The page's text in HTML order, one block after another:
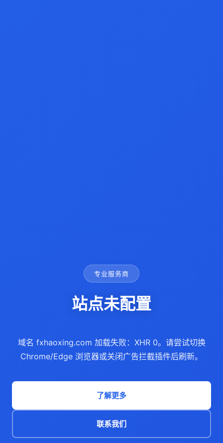
专业服务商
站点未配置
域名 fxhaoxing.com 加载失败：XHR 0。请尝试切换
Chrome/Edge 浏览器或关闭广告拦截插件后刷新。
了解更多
联系我们